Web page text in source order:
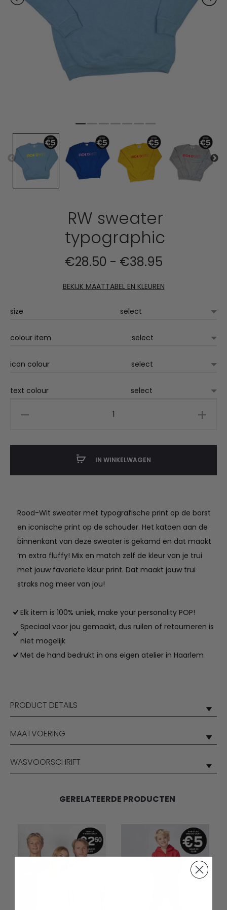
RW sweater
typographic
Rood-Wit sweater met typografische print op de borst
en iconische print op de schouder. Het katoen aan de
binnenkant van deze sweater is gekamd en dat maakt
‘m extra fluffy! Mix en match zelf de kleur van je trui
met jouw favoriete kleur print. Dat maakt jouw trui
straks nog meer van jou!
€28.50 - €38.95Prijsklasse:
€28.50
Elk item is 100% uniek, make your personality POP!
Speciaal voor jou gemaakt, dus ruilen of retourneren is
niet mogelijk
Met de hand bedrukt in ons eigen atelier in Haarlem
BEKIJK MAATTABEL EN KLEUREN
size
colour item
icon colour
text colour
IN WINKELWAGEN
PRODUCT DETAILS
MAATVOERING
WASVOORSCHRIFT
GERELATEERDE PRODUCTEN